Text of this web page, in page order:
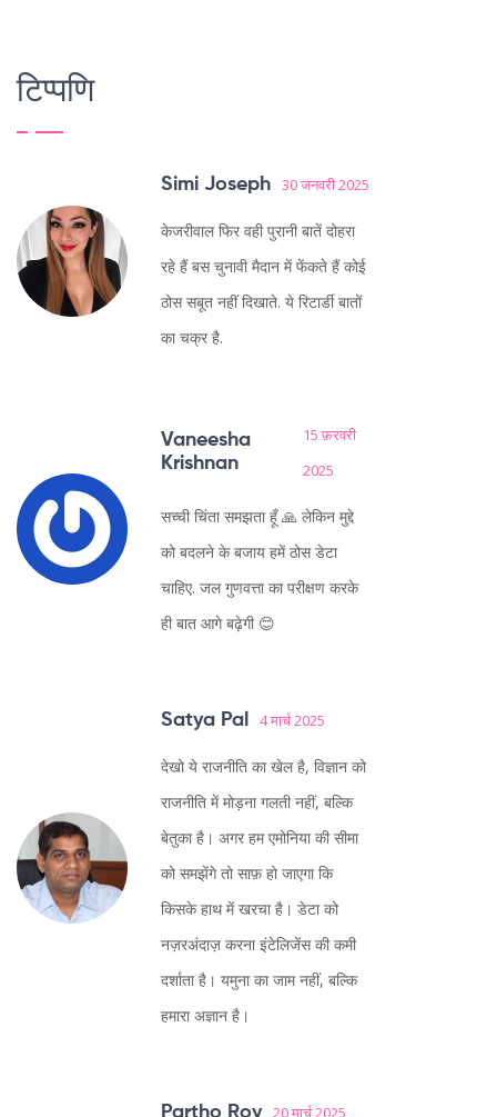
टिप्पणि
Simi Joseph 30 जनवरी 2025
केजरीवाल फिर वही पुरानी बातें दोहरा
रहे हैं बस चुनावी मैदान में फेंकते हैं कोई
ठोस सबूत नहीं दिखाते. ये रिटार्डी बातों
का चक्र है.
Vaneesha
Krishnan
15 फ़रवरी
2025
सच्ची चिंता समझता हूँ 🙏 लेकिन मुद्दे
को बदलने के बजाय हमें ठोस डेटा
चाहिए. जल गुणवत्ता का परीक्षण करके
ही बात आगे बढ़ेगी 😊
Satya Pal 4 मार्च 2025
देखो ये राजनीति का खेल है, विज्ञान को
राजनीति में मोड़ना गलती नहीं, बल्कि
बेतुका है। अगर हम एमोनिया की सीमा
को समझेंगे तो साफ़ हो जाएगा कि
किसके हाथ में खरचा है। डेटा को
नज़रअंदाज़ करना इंटेलिजेंस की कमी
दर्शाता है। यमुना का जाम नहीं, बल्कि
हमारा अज्ञान है।
Partho Roy 20 मार्च 2025